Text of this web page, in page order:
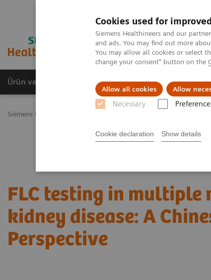
Cookies used for
Siemens Healthineers and our
and ads. You may find out more
You may allow all cookies or select
change your consent" button on the
Allow all cookies Allow
Necessary
Cookie declaration Show details
Ürün ve Hizmetler Öne Çıkanlar Sağlık
Siemens Healthineers Türkiye
FLC testing in multiple
kidney disease: A
Perspective